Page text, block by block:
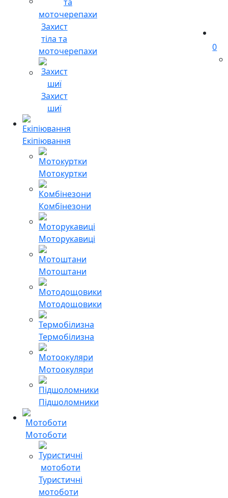
Захист
тіла та
моточерепахи
Захист
шиї
Екіпіювання
Мотокуртки
Комбінезони
Моторукавиці
Мотоштани
Мотодощовики
Термобілизна
Мотоокуляри
Підшоломники
Мотоботи
Туристичні
мотоботи
0